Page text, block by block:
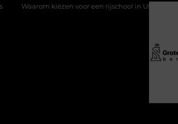
voor een rijschool in Utrecht?